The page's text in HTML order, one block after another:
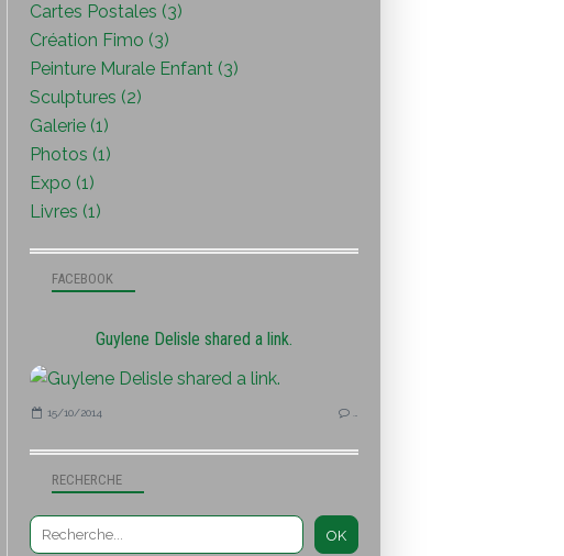
RECHERCHE
FACEBOOK
Guylene Delisle shared a link.
15/10/2014
Cartes Postales (3)
Création Fimo (3)
Peinture Murale Enfant (3)
Sculptures (2)
Galerie (1)
Photos (1)
Expo (1)
Livres (1)